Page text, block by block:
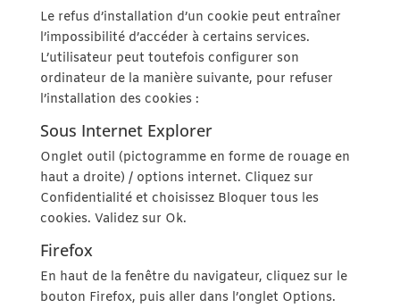
Le refus d’installation d’un cookie peut entraîner
l’impossibilité d’accéder à certains services.
L’utilisateur peut toutefois configurer son
ordinateur de la manière suivante, pour refuser
l’installation des cookies :
Sous Internet Explorer
Onglet outil (pictogramme en forme de rouage en
haut a droite) / options internet. Cliquez sur
Confidentialité et choisissez Bloquer tous les
cookies. Validez sur Ok.
Firefox
En haut de la fenêtre du navigateur, cliquez sur le
bouton Firefox, puis aller dans l’onglet Options.